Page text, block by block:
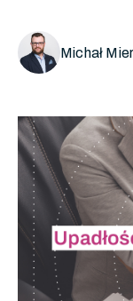
Michał